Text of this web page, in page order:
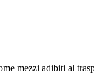
mezzi adibiti al